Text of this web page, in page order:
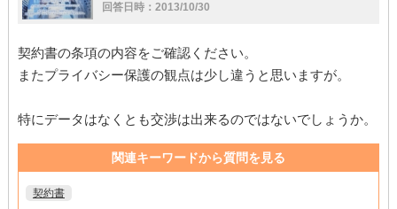
回答日時：2013/10/30
契約書の条項の内容をご確認ください。
またプライバシー保護の観点は少し違うと思いますが。
特にデータはなくとも交渉は出来るのではないでしょうか。
関連キーワードから質問を見る
契約書